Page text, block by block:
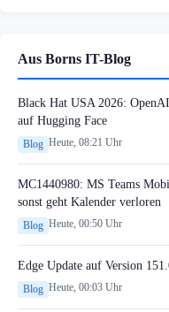
Aus Borns IT-Blog
Black Hat USA 2026:
auf Hugging Face
Blog Heute, 08:21 Uhr
MC1440980: MS Teams
sonst geht Kalender verloren
Blog Heute, 00:50 Uhr
Edge Update auf Version
Blog Heute, 00:03 Uhr